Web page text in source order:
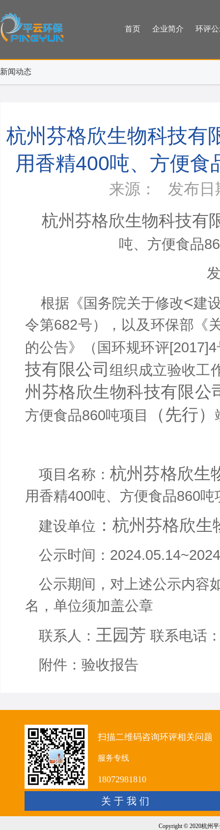
首页 企业简介 环评
新闻动态
杭州芬格欣生物科技有
用香精400吨、方便
来源： 发布日
杭州芬格欣生物科技有
吨、方便食品
根据《国务院关于修改<建
令第682号），以及环保部《
的公告》（国环规环评[2017]4
技有限公司组织成立验收工
州芬格欣生物科技有限公
方便食品860吨项目 （先行）
项目名称：杭州芬格欣生
用香精400吨、方便食品860吨
建设单位 ：杭州芬格欣
公示时间：
公示期间 ，对上述公示内容
名，单位须加盖公章
联系人： 王园芳 联系电话
附件：验收报告
扫描二维码咨询环评相关问题
服务专线
18072981810
关 于 我 们
Copyright © 2020杭州